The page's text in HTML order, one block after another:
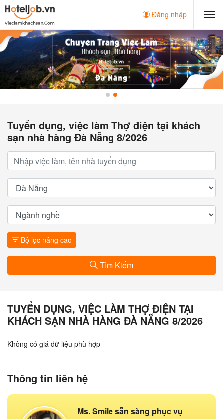
Đăng nhập
Tuyển dụng, việc làm Thợ điện tại khách
sạn nhà hàng Đà Nẵng 8/2026
Bộ lọc nâng cao
Tìm Kiếm
TUYỂN DỤNG, VIỆC LÀM THỢ ĐIỆN TẠI
KHÁCH SẠN NHÀ HÀNG ĐÀ NẴNG 8/2026
Không có giá dữ liệu phù hợp
Thông tin liên hệ
Ms. Smile sẵn sàng phục vụ